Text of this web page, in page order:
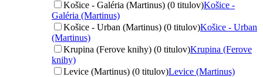
Košice - Galéria (Martinus) (0 titulov)Košice -
Galéria (Martinus)
Košice - Urban (Martinus) (0 titulov)Košice - Urban
(Martinus)
Krupina (Ferove knihy) (0 titulov)Krupina (Ferove
knihy)
Levice (Martinus) (0 titulov)Levice (Martinus)